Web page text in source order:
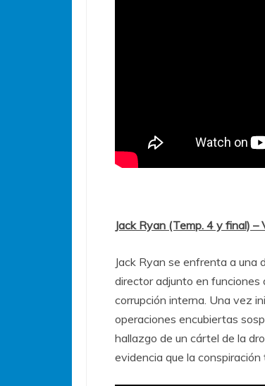
Jack Ryan (Temp. 4 y final)
Jack Ryan se enfrenta a una
director adjunto en funciones
corrupción interna. Una vez
operaciones encubiertas
hallazgo de un cártel de la
evidencia que la